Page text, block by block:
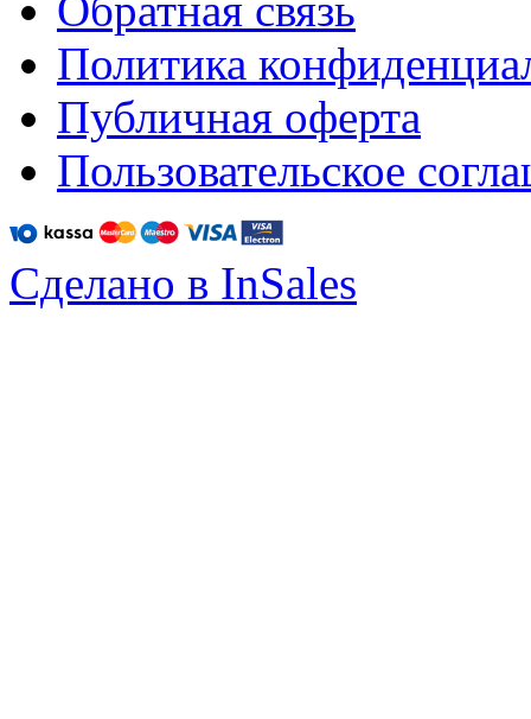
Политика
Публичная оферта
Пользовательское
Сделано в InSales